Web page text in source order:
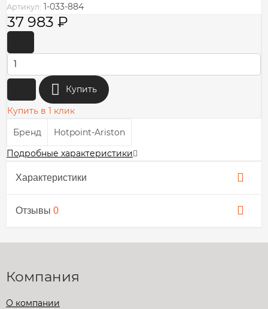
Артикул: 1-033-884
37 983 ₽
Купить
Купить в 1 клик
Бренд
Hotpoint-Ariston
Подробные характеристики
Характеристики
Отзывы 0
Компания
О компании